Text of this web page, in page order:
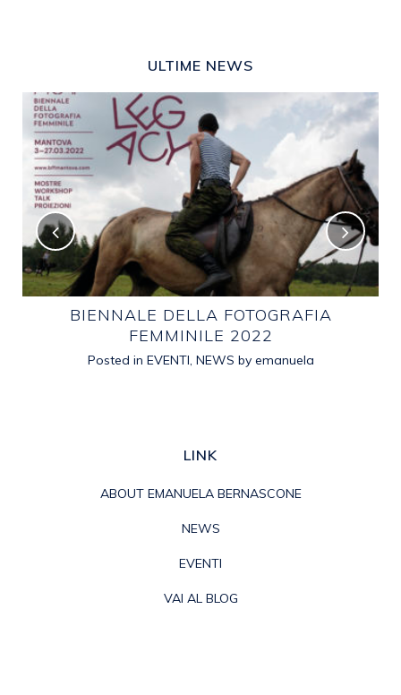
ULTIME NEWS
BIENNALE DELLA FOTOGRAFIA
FEMMINILE 2022
Posted in EVENTI, NEWS by emanuela
LINK
ABOUT EMANUELA BERNASCONE
NEWS
EVENTI
VAI AL BLOG